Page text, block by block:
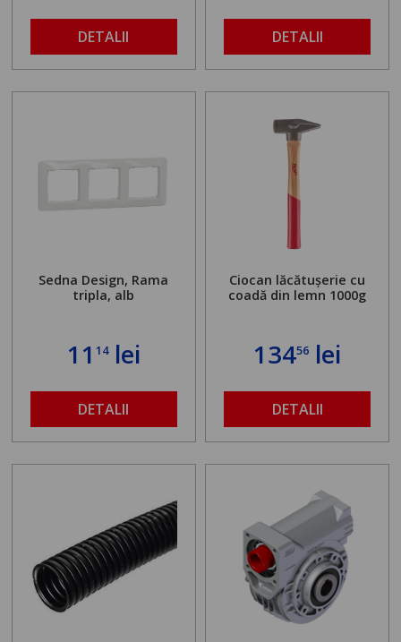
maximă admisă de 500
kg și înălțime reglabilă
de la 1,8 la 2,9 m
DETALII DETALII
Sedna Design, Rama
tripla, alb
11 14lei
DETALII
Ciocan lăcătușerie cu
coadă din lemn 1000g
13456 lei
DETALII